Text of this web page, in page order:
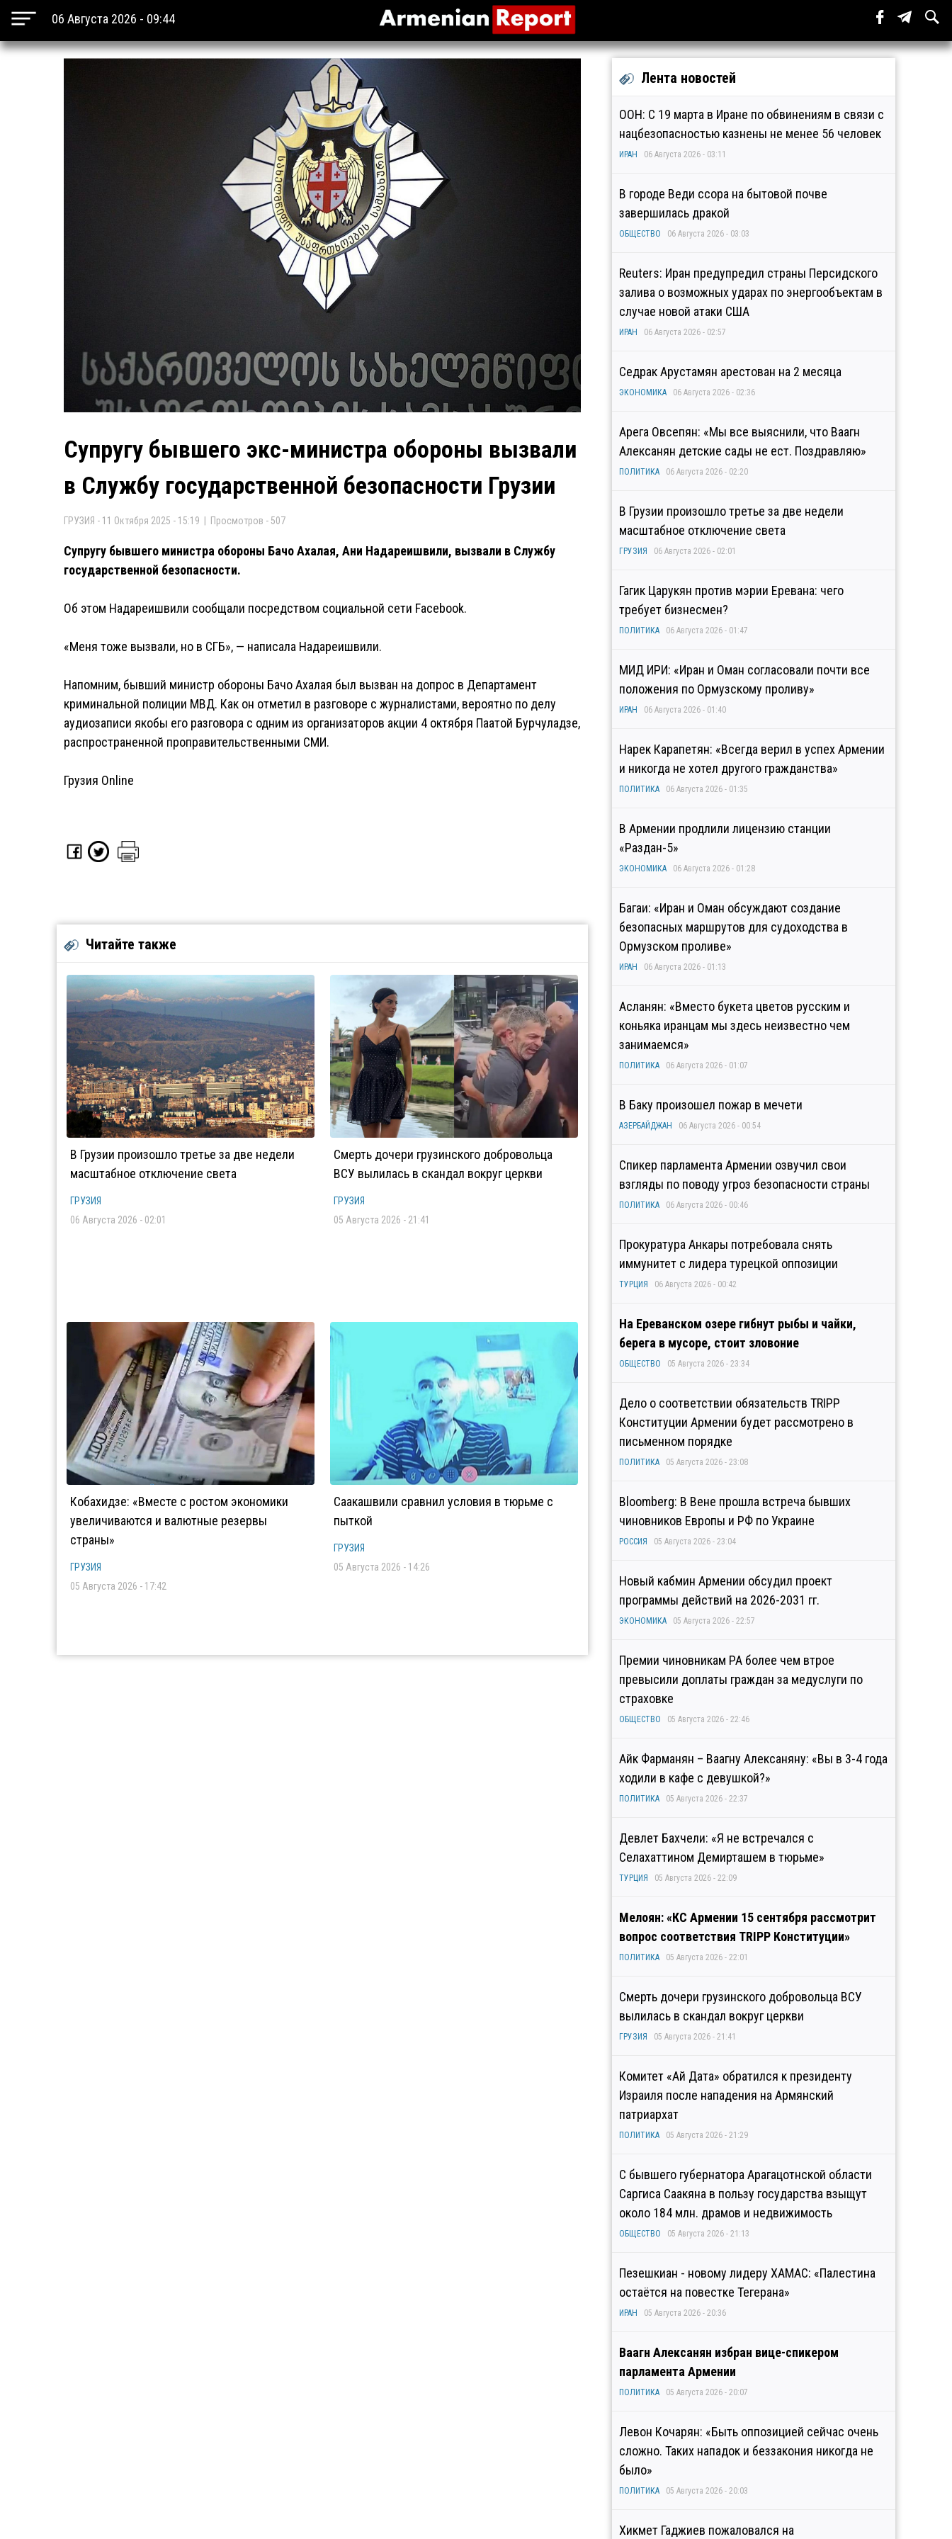
06 Августа 2026 - 09:44
Супругу бывшего экс-министра обороны вызвали
в Службу государственной безопасности Грузии
ГРУЗИЯ - 11 Октября 2025 - 15:19 | Просмотров - 507
Супругу бывшего министра обороны Бачо Ахалая, Ани Надареишвили, вызвали в Службу
государственной безопасности.
Об этом Надареишвили сообщали посредством социальной сети Facebook.
«Меня тоже вызвали, но в СГБ», — написала Надареишвили.
Напомним, бывший министр обороны Бачо Ахалая был вызван на допрос в Департамент
криминальной полиции МВД. Как он отметил в разговоре с журналистами, вероятно по делу
аудиозаписи якобы его разговора с одним из организаторов акции 4 октября Паатой Бурчуладзе,
распространенной проправительственными СМИ.
Грузия Online
Читайте также
В Грузии произошло третье за две недели
масштабное отключение света
ГРУЗИЯ
06 Августа 2026 - 02:01
Смерть дочери грузинского добровольца
ВСУ вылилась в скандал вокруг церкви
ГРУЗИЯ
05 Августа 2026 - 21:41
Кобахидзе: «Вместе с ростом экономики
увеличиваются и валютные резервы
страны»
ГРУЗИЯ
05 Августа 2026 - 17:42
Саакашвили сравнил условия в тюрьме с
пыткой
ГРУЗИЯ
05 Августа 2026 - 14:26
Лента новостей
ООН: С 19 марта в Иране по обвинениям в связи с
нацбезопасностью казнены не менее 56 человек
ИРАН 06 Августа 2026 - 03:11
В городе Веди ссора на бытовой почве
завершилась дракой
ОБЩЕСТВО 06 Августа 2026 - 03:03
Reuters: Иран предупредил страны Персидского
залива о возможных ударах по энергообъектам в
случае новой атаки США
ИРАН 06 Августа 2026 - 02:57
Седрак Арустамян арестован на 2 месяца
ЭКОНОМИКА 06 Августа 2026 - 02:36
Арега Овсепян: «Мы все выяснили, что Ваагн
Алексанян детские сады не ест. Поздравляю»
ПОЛИТИКА 06 Августа 2026 - 02:20
В Грузии произошло третье за две недели
масштабное отключение света
ГРУЗИЯ 06 Августа 2026 - 02:01
Гагик Царукян против мэрии Еревана: чего
требует бизнесмен?
ПОЛИТИКА 06 Августа 2026 - 01:47
МИД ИРИ: «Иран и Оман согласовали почти все
положения по Ормузскому проливу»
ИРАН 06 Августа 2026 - 01:40
Нарек Карапетян: «Всегда верил в успех Армении
и никогда не хотел другого гражданства»
ПОЛИТИКА 06 Августа 2026 - 01:35
В Армении продлили лицензию станции
«Раздан-5»
ЭКОНОМИКА 06 Августа 2026 - 01:28
Багаи: «Иран и Оман обсуждают создание
безопасных маршрутов для судоходства в
Ормузском проливе»
ИРАН 06 Августа 2026 - 01:13
Асланян: «Вместо букета цветов русским и
коньяка иранцам мы здесь неизвестно чем
занимаемся»
ПОЛИТИКА 06 Августа 2026 - 01:07
В Баку произошел пожар в мечети
АЗЕРБАЙДЖАН 06 Августа 2026 - 00:54
Спикер парламента Армении озвучил свои
взгляды по поводу угроз безопасности страны
ПОЛИТИКА 06 Августа 2026 - 00:46
Прокуратура Анкары потребовала снять
иммунитет с лидера турецкой оппозиции
ТУРЦИЯ 06 Августа 2026 - 00:42
На Ереванском озере гибнут рыбы и чайки,
берега в мусоре, стоит зловоние
ОБЩЕСТВО 05 Августа 2026 - 23:34
Дело о соответствии обязательств TRIPP
Конституции Армении будет рассмотрено в
письменном порядке
ПОЛИТИКА 05 Августа 2026 - 23:08
Bloomberg: В Вене прошла встреча бывших
чиновников Европы и РФ по Украине
РОССИЯ 05 Августа 2026 - 23:04
Новый кабмин Армении обсудил проект
программы действий на 2026-2031 гг.
ЭКОНОМИКА 05 Августа 2026 - 22:57
Премии чиновникам РА более чем втрое
превысили доплаты граждан за медуслуги по
страховке
ОБЩЕСТВО 05 Августа 2026 - 22:46
Айк Фарманян – Ваагну Алексаняну: «Вы в 3-4 года
ходили в кафе с девушкой?»
ПОЛИТИКА 05 Августа 2026 - 22:37
Девлет Бахчели: «Я не встречался с
Селахаттином Демирташем в тюрьме»
ТУРЦИЯ 05 Августа 2026 - 22:09
Мелоян: «КС Армении 15 сентября рассмотрит
вопрос соответствия TRIPP Конституции»
ПОЛИТИКА 05 Августа 2026 - 22:01
Смерть дочери грузинского добровольца ВСУ
вылилась в скандал вокруг церкви
ГРУЗИЯ 05 Августа 2026 - 21:41
Комитет «Ай Дата» обратился к президенту
Израиля после нападения на Армянский
патриархат
ПОЛИТИКА 05 Августа 2026 - 21:29
С бывшего губернатора Арагацотнской области
Саргиса Саакяна в пользу государства взыщут
около 184 млн. драмов и недвижимость
ОБЩЕСТВО 05 Августа 2026 - 21:13
Пезешкиан - новому лидеру ХАМАС: «Палестина
остаётся на повестке Тегерана»
ИРАН 05 Августа 2026 - 20:36
Ваагн Алексанян избран вице-спикером
парламента Армении
ПОЛИТИКА 05 Августа 2026 - 20:07
Левон Кочарян: «Быть оппозицией сейчас очень
сложно. Таких нападок и беззакония никогда не
было»
ПОЛИТИКА 05 Августа 2026 - 20:03
Хикмет Гаджиев пожаловался на